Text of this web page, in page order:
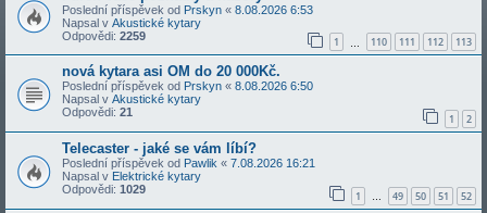
Poslední příspěvek od Prskyn « 8.08.2026 6:53
Napsal v Akustické kytary
Odpovědi: 2259 1 110 111 112 113
nová kytara asi OM do 20 000Kč.
Poslední příspěvek od Prskyn « 8.08.2026 6:50
Napsal v Akustické kytary
Odpovědi: 21 1 2
Telecaster - jaké se vám líbí?
Poslední příspěvek od Pawlik « 7.08.2026 16:21
Napsal v Elektrické kytary
Odpovědi: 1029 1 … 49 50 51 52